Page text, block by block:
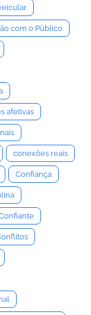
com o Público
afetivas
conexões reais
Confiança